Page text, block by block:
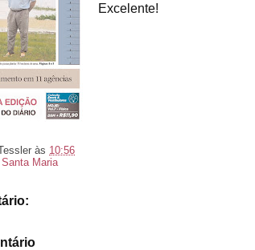
Excelente!
às 10:56
Santa Maria